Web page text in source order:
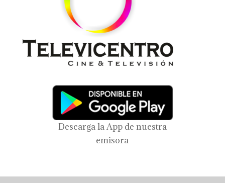
Descarga la App de nuestra
emisora